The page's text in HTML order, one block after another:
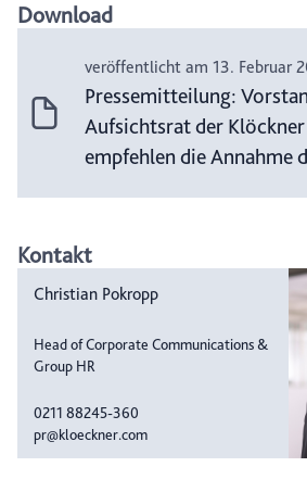
Download
veröffentlicht am 13. Februar
Pressemitteilung:
Aufsichtsrat der Klöckner
empfehlen die Annahme
Kontakt
Christian Pokropp
Head of Corporate Communications &
Group HR
0211 88245-360
pr@kloeckner.com